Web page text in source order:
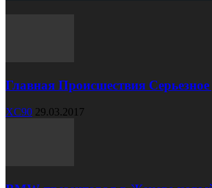
Главная Происшествия
XC90 29.03.2017